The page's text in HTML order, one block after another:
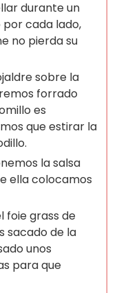
durante un
cada lado,
no pierda su
sobre la
forrado
es
que estirar la
la salsa
ella colocamos
foie grass de
sacado de la
unos
para que